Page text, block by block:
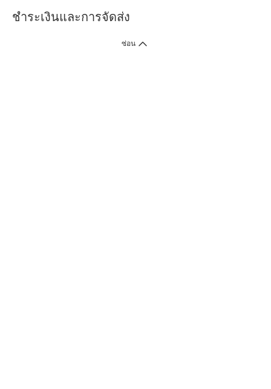
ชำระเงินและการจัดส่ง
ซ่อน